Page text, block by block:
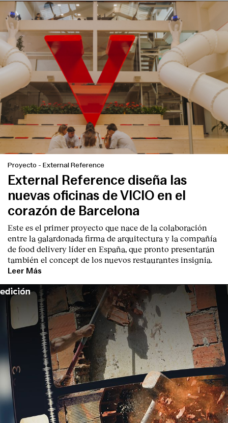
English Español Italiano Català
Proyecto - External Reference
External Reference diseña las
nuevas oficinas de VICIO en el
corazón de Barcelona
Este es el primer proyecto que nace de la colaboración
entre la galardonada firma de arquitectura y la compañía
de food delivery líder en España, que pronto presentarán
también el concept de los nuevos restaurantes insignia.
Leer Más